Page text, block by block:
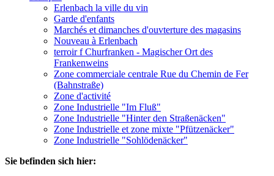
Erlenbach la ville du vin
Garde d'enfants
Marchés et dimanches d'ouvterture des magasins
Nouveau à Erlenbach
terroir f Churfranken - Magischer Ort des
Frankenweins
Zone commerciale centrale Rue du Chemin de Fer
(Bahnstraße)
Zone d'activité
Zone Industrielle "Im Fluß"
Zone Industrielle "Hinter den Straßenäcken"
Zone Industrielle et zone mixte "Pfützenäcker"
Zone Industrielle "Sohlödenäcker"
Sie befinden sich hier: